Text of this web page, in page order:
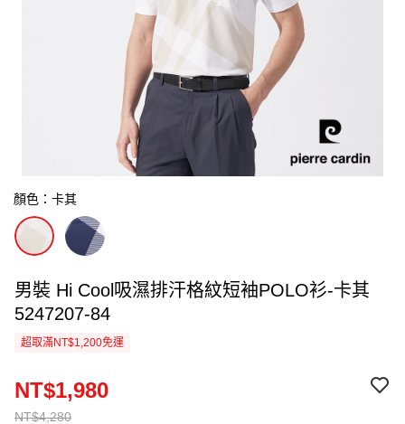
顏色：卡其
男裝 Hi Cool吸濕排汗格紋短袖POLO衫-卡其
5247207-84
超取滿NT$1,200免運
NT$4,280
NT$1,980